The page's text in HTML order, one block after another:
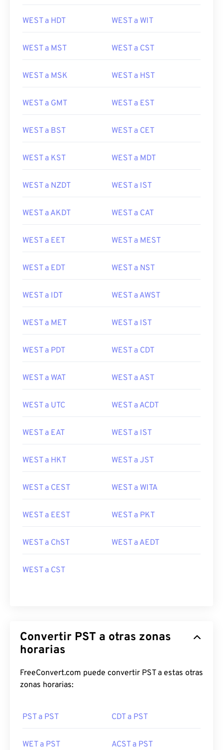
WEST a HDT WEST a WIT
WEST a MST WEST a CST
WEST a MSK WEST a HST
WEST a GMT WEST a EST
WEST a BST WEST a CET
WEST a KST WEST a MDT
WEST a NZDT WEST a IST
WEST a AKDT WEST a CAT
WEST a EET WEST a MEST
WEST a EDT WEST a NST
WEST a IDT WEST a AWST
WEST a MET WEST a IST
WEST a PDT WEST a CDT
WEST a WAT WEST a AST
WEST a UTC WEST a ACDT
WEST a EAT WEST a IST
WEST a HKT WEST a JST
WEST a CEST WEST a WITA
WEST a EEST WEST a PKT
WEST a ChST WEST a AEDT
WEST a CST
Convertir PST a otras zonas
horarias
FreeConvert.com puede convertir PST a estas otras
zonas horarias:
PST a PST CDT a PST
WET a PST ACST a PST